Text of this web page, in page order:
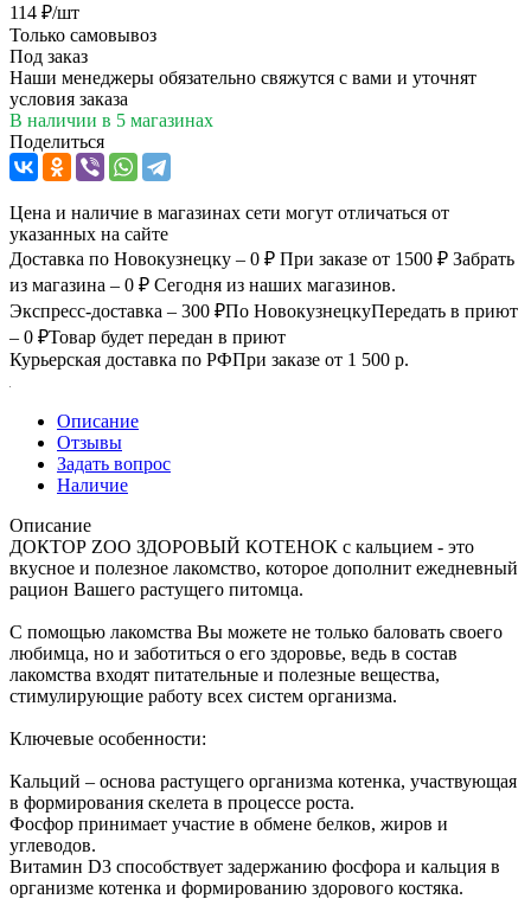
114 ₽/шт
Только самовывоз
Под заказ
Наши менеджеры обязательно свяжутся с вами и уточнят
условия заказа
В наличии в 5 магазинах
Поделиться
Цена и наличие в магазинах сети могут отличаться от
указанных на сайте
Доставка по Новокузнецку – 0 ₽ При заказе от 1500 ₽ Забрать
из магазина – 0 ₽ Сегодня из наших магазинов.
Экспресс-доставка – 300 ₽По НовокузнецкуПередать в приют
– 0 ₽Товар будет передан в приют
Курьерская доставка по РФПри заказе от 1 500 р.
Описание
Отзывы
Задать вопрос
Наличие
Описание
ДОКТОР ZOO ЗДОРОВЫЙ КОТЕНОК с кальцием - это
вкусное и полезное лакомство, которое дополнит ежедневный
рацион Вашего растущего питомца.
С помощью лакомства Вы можете не только баловать своего
любимца, но и заботиться о его здоровье, ведь в состав
лакомства входят питательные и полезные вещества,
стимулирующие работу всех систем организма.
Ключевые особенности:
Кальций – основа растущего организма котенка, участвующая
в формирования скелета в процессе роста.
Фосфор принимает участие в обмене белков, жиров и
углеводов.
Витамин D3 способствует задержанию фосфора и кальция в
организме котенка и формированию здорового костяка.